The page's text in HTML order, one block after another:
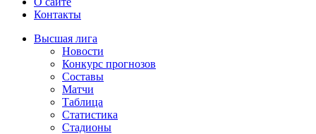
Контакты
Высшая лига
Новости
Конкурс прогнозов
Составы
Матчи
Таблица
Статистика
Стадионы